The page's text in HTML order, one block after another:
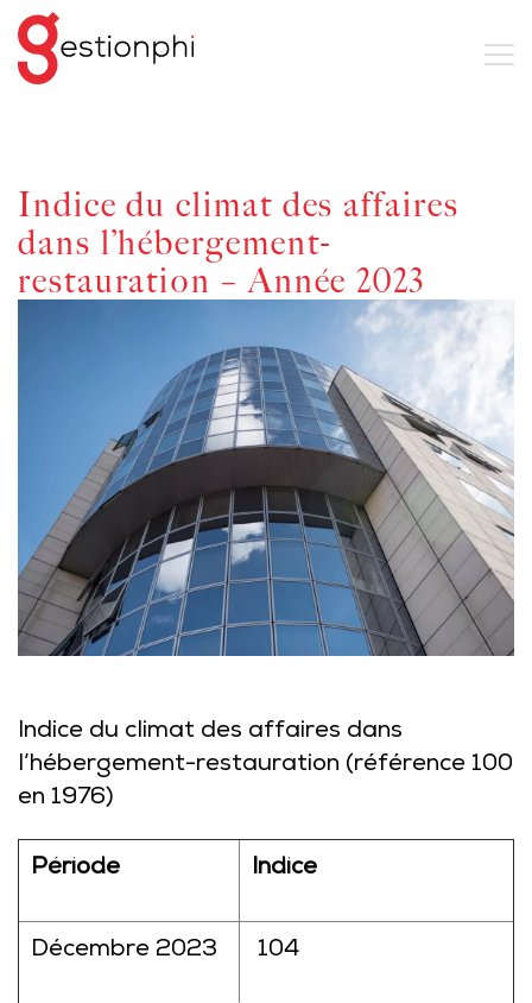
Indice du climat des affaires
dans l’hébergement-
restauration – Année 2023
Indice du climat des affaires dans
l’hébergement-restauration (référence 100
en 1976)
Période Indice
Décembre 2023 104